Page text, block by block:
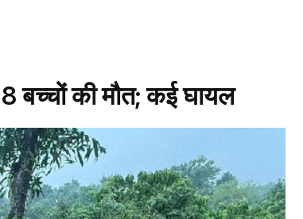
बच्चों की मौत; कई घायल